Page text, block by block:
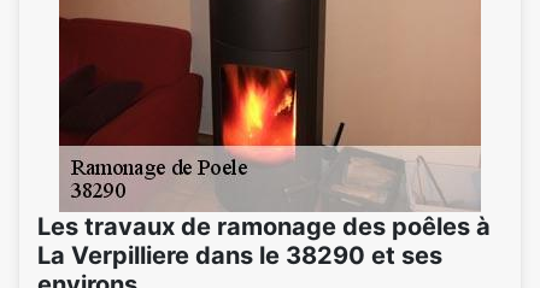
Les travaux de ramonage des poêles à
La Verpilliere dans le 38290 et ses